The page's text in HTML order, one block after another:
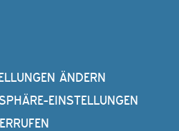
ÄNDERN
EINSTELLUNGEN